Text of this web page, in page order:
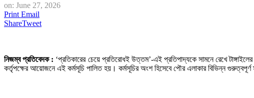
on: June 27, 2026
Print Email
ShareTweet
নিজম্ব প্রতিবেদক : ‘প্রতিকারের চেয়ে প্রতিরোধই উত্তম’-এই প্রতিপাদ্যকে সামনে রেখে
কর্তৃপক্ষের আয়োজনে এই কর্মসূচি পালিত হয়। কর্মসূচির অংশ হিসেবে পৌর এলাকার বিভিন্ন গুরুত্বপূর্ণ